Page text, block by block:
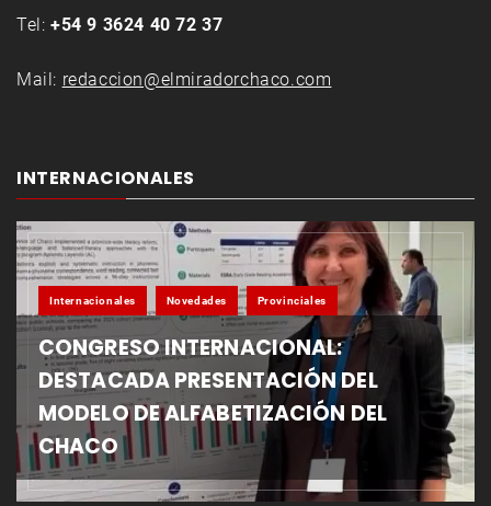
Tel: +54 9 3624 40 72 37
Mail: redaccion@elmiradorchaco.com
INTERNACIONALES
Internacionales Novedades Provinciales
CONGRESO INTERNACIONAL:
DESTACADA PRESENTACIÓN DEL
MODELO DE ALFABETIZACIÓN DEL
CHACO